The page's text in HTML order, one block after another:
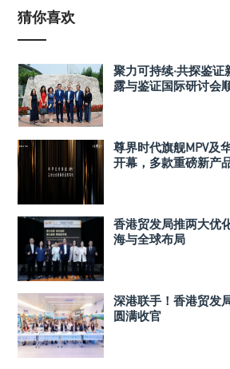
猜你喜欢
聚力可持续·共探鉴
露与鉴证国际研讨会
尊界时代旗舰MPV及
开幕，多款重磅新产
香港贸发局推两大优
海与全球布局
深港联手！香港贸发
圆满收官